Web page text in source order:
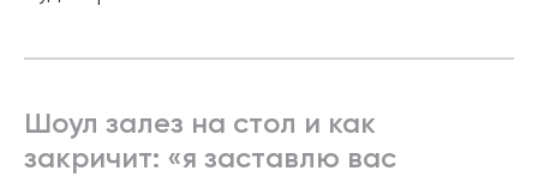
Шоул залез на стол и как
закричит: «я заставлю вас